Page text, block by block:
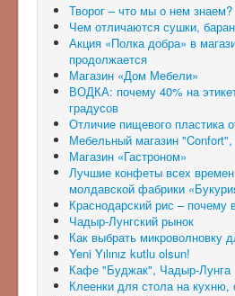
Творог – что мы о нем знаем?
Чем отличаются сушки,
Акция «Полка добра» в
продолжается
Магазин «Дом Мебели»
ВОДКА: почему 40% на
градусов
Отличие пищевого пластика
Мебельный магазин
Магазин «Гастроном»
Лучшие конфеты всех
молдавской фабрики
Краснодарский рис – почему
Чадыр-Лунгский рынок
Как выбрать микроволновку
Yeni Yılınız kutlu olsun!
Кафе "Буджак", Чадыр-Лунга
Клеенки для стола на кухню,